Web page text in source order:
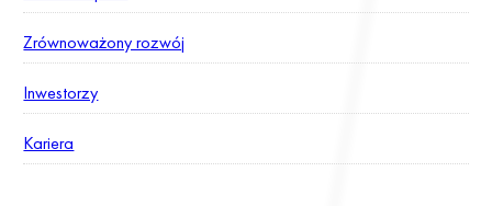
Zrównoważony rozwój
Inwestorzy
Kariera